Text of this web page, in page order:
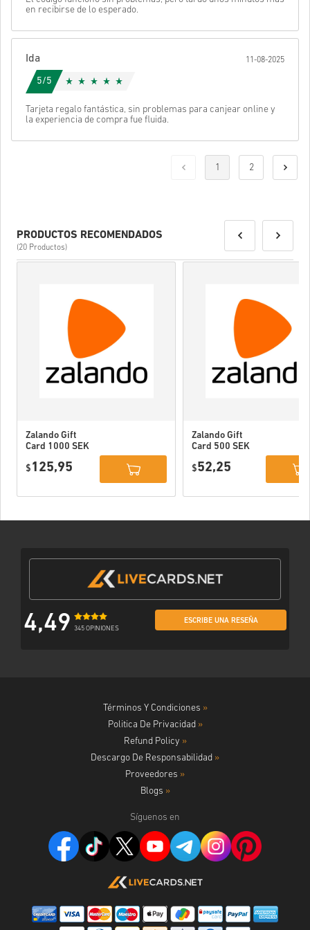
en recibirse de lo esperado.
Ida 11-08-2025
5/5
Tarjeta regalo fantástica, sin problemas para canjear online y
la experiencia de compra fue fluida.
1 2
PRODUCTOS RECOMENDADOS
(20 Productos)
Zalando Gift
Card 1000 SEK
$ 125,95
Zalando Gift
Card 500 SEK
$52,25
4,49 345 OPINIONES
ESCRIBE UNA RESEÑA
Términos Y Condiciones »
Politica De Privacidad »
Refund Policy »
Descargo De Responsabilidad »
Proveedores »
Blogs »
Síguenos en